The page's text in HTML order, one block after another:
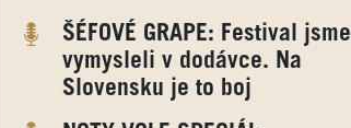
ŠÉFOVÉ GRAPE: Festival jsme
vymysleli v dodávce. Na
Slovensku je to boj